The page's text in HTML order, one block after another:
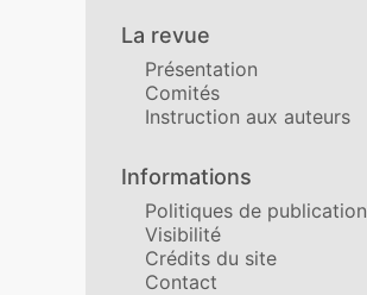
La revue
Présentation
Comités
Instruction aux auteurs
Informations
Politiques de publication
Visibilité
Crédits du site
Contact